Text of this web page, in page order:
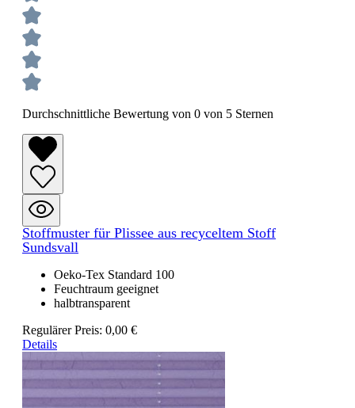
Durchschnittliche Bewertung von 0 von 5 Sternen
Stoffmuster für Plissee aus recyceltem Stoff
Sundsvall
Oeko-Tex Standard 100
Feuchtraum geeignet
halbtransparent
Regulärer Preis: 0,00 €
Details